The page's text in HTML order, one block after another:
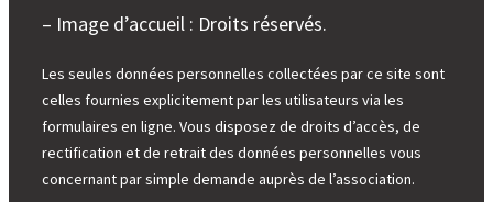
– Image d’accueil : Droits réservés.
Les seules données personnelles collectées par ce site sont
celles fournies explicitement par les utilisateurs via les
formulaires en ligne. Vous disposez de droits d’accès, de
rectification et de retrait des données personnelles vous
concernant par simple demande auprès de l’association.